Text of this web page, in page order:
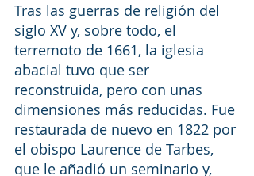
Tras las guerras de religión del
siglo XV y, sobre todo, el
terremoto de 1661, la iglesia
abacial tuvo que ser
reconstruida, pero con unas
dimensiones más reducidas. Fue
restaurada de nuevo en 1822 por
el obispo Laurence de Tarbes,
que le añadió un seminario y,